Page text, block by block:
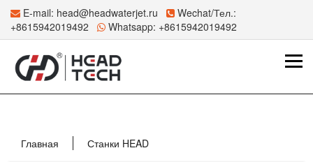
E-mail: head@headwaterjet.ru
Wechat/Тел.:
+8615942019492
Whatsapp: +8615942019492
Главная Станки HEAD